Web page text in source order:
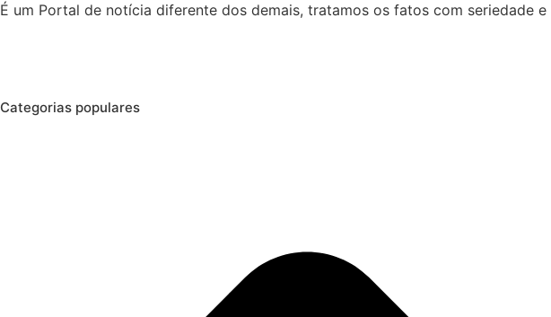
É um Portal de notícia diferente dos demais, tratamos os fatos com seriedade
Categorias populares